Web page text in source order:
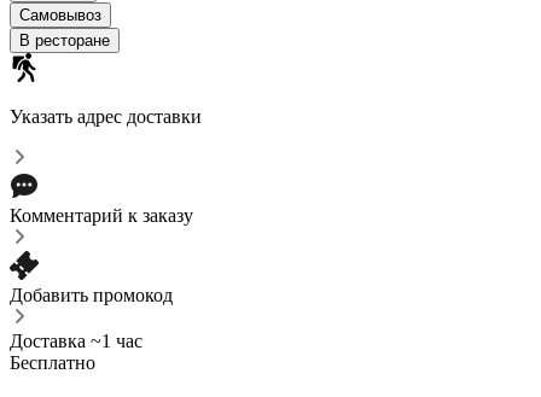
Самовывоз
В ресторане
Указать адрес доставки
Комментарий к заказу
Добавить промокод
Доставка ~1 час
Бесплатно